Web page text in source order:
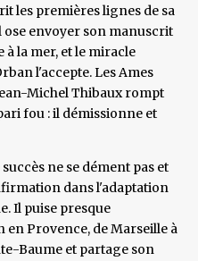
les premières lignes de sa
envoyer son manuscrit
la mer, et le miracle
l'accepte. Les Ames
Michel Thibaux rompt
fou : il démissionne et
ne se dément pas et
dans l'adaptation
Il puise presque
Provence, de Marseille à
Baume et partage son